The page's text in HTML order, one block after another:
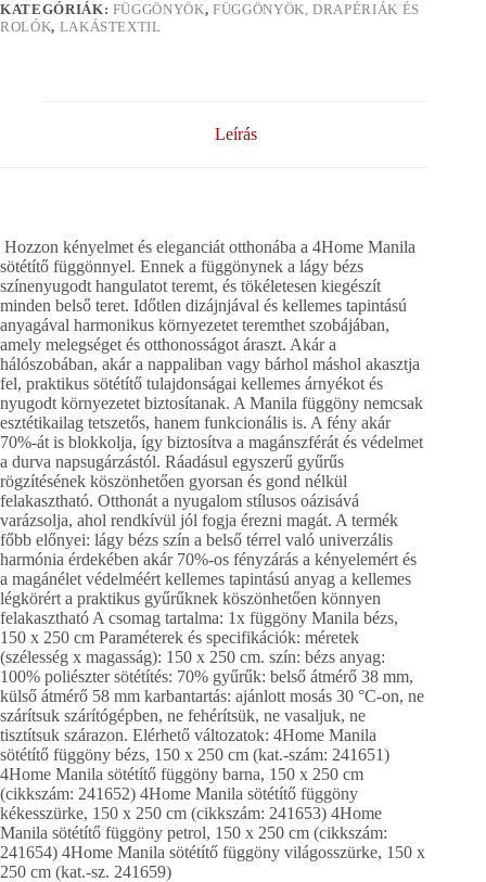
KATEGÓRIÁK: FÜGGÖNYÖK, FÜGGÖNYÖK, DRAPÉRIÁK ÉS
ROLÓK, LAKÁSTEXTIL
Leírás
Hozzon kényelmet és eleganciát otthonába a 4Home Manila
sötétítő függönnyel. Ennek a függönynek a lágy bézs
színenyugodt hangulatot teremt, és tökéletesen kiegészít
minden belső teret. Időtlen dizájnjával és kellemes tapintású
anyagával harmonikus környezetet teremthet szobájában,
amely melegséget és otthonosságot áraszt. Akár a
hálószobában, akár a nappaliban vagy bárhol máshol akasztja
fel, praktikus sötétítő tulajdonságai kellemes árnyékot és
nyugodt környezetet biztosítanak. A Manila függöny nemcsak
esztétikailag tetszetős, hanem funkcionális is. A fény akár
70%-át is blokkolja, így biztosítva a magánszférát és védelmet
a durva napsugárzástól. Ráadásul egyszerű gyűrűs
rögzítésének köszönhetően gyorsan és gond nélkül
felakasztható. Otthonát a nyugalom stílusos oázisává
varázsolja, ahol rendkívül jól fogja érezni magát. A termék
főbb előnyei: lágy bézs szín a belső térrel való univerzális
harmónia érdekében akár 70%-os fényzárás a kényelemért és
a magánélet védelméért kellemes tapintású anyag a kellemes
légkörért a praktikus gyűrűknek köszönhetően könnyen
felakasztható A csomag tartalma: 1x függöny Manila bézs,
150 x 250 cm Paraméterek és specifikációk: méretek
(szélesség x magasság): 150 x 250 cm. szín: bézs anyag:
100% poliészter sötétítés: 70% gyűrűk: belső átmérő 38 mm,
külső átmérő 58 mm karbantartás: ajánlott mosás 30 °C-on, ne
szárítsuk szárítógépben, ne fehérítsük, ne vasaljuk, ne
tisztítsuk szárazon. Elérhető változatok: 4Home Manila
sötétítő függöny bézs, 150 x 250 cm (kat.-szám: 241651)
4Home Manila sötétítő függöny barna, 150 x 250 cm
(cikkszám: 241652) 4Home Manila sötétítő függöny
kékesszürke, 150 x 250 cm (cikkszám: 241653) 4Home
Manila sötétítő függöny petrol, 150 x 250 cm (cikkszám:
241654) 4Home Manila sötétítő függöny világosszürke, 150 x
250 cm (kat.-sz. 241659)